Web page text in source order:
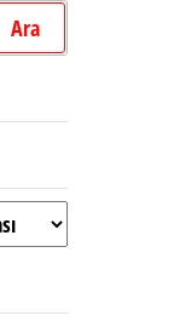
Ara